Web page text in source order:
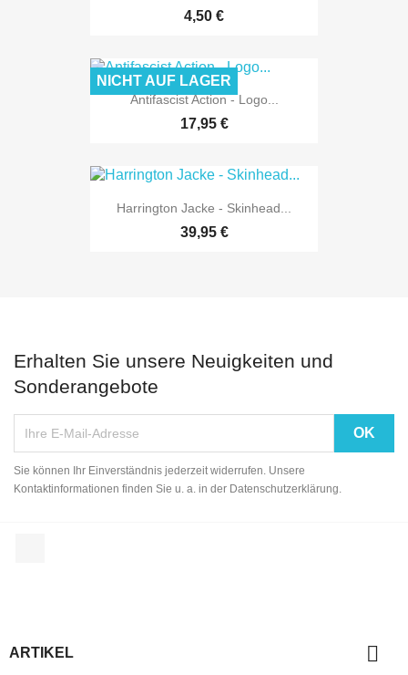
4,50 €
Antifascist Action - Logo...
17,95 €
NICHT AUF LAGER
Harrington Jacke - Skinhead...
39,95 €
Erhalten Sie unsere Neuigkeiten und
Sonderangebote
Sie können Ihr Einverständnis jederzeit widerrufen. Unsere
Kontaktinformationen finden Sie u. a. in der Datenschutzerklärung.
ARTIKEL 